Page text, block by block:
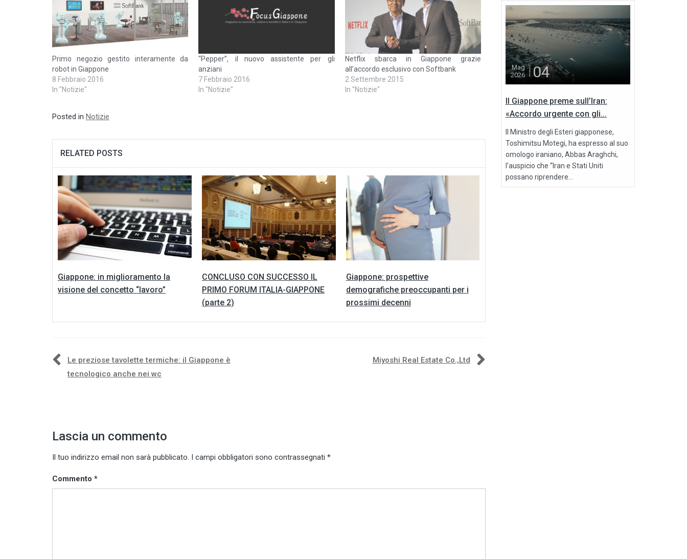
Primo negozio gestito interamente da
robot in Giappone
8 Febbraio 2016
In "Notizie"
“Pepper”, il nuovo assistente per gli
anziani
7 Febbraio 2016
In "Notizie"
Netflix sbarca in Giappone grazie
all’accordo esclusivo con Softbank
2 Settembre 2015
In "Notizie"
Posted in Notizie
RELATED POSTS
Giappone: in miglioramento la
visione del concetto “lavoro”
CONCLUSO CON SUCCESSO IL
PRIMO FORUM ITALIA-GIAPPONE
(parte 2)
Giappone: prospettive
demografiche preoccupanti per i
prossimi decenni
Navigazione
Le preziose tavolette termiche: il Giappone è
tecnologico anche nei wc
Miyoshi Real Estate Co.,Ltd
Lascia un commento
Il tuo indirizzo email non sarà pubblicato. I campi obbligatori sono contrassegnati *
Commento *
Mag
2026
04
Il Giappone preme sull’Iran:
«Accordo urgente con gli...
Il Ministro degli Esteri giapponese,
Toshimitsu Motegi, ha espresso al suo
omologo iraniano, Abbas Araghchi,
l’auspicio che “Iran e Stati Uniti
possano riprendere...